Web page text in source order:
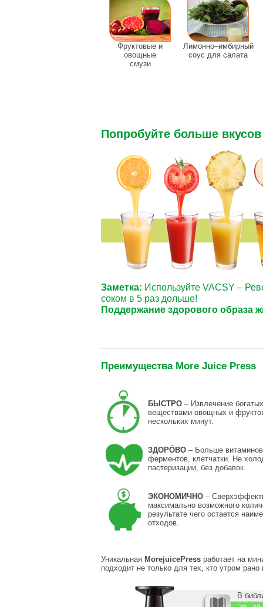
Фруктовые и
овощные
смузи
Лимонно–имбирный
соус для салата
Попробуйте больше
Заметка: Используйте VACSY –
соком в 5 раз дольше!
Поддержание здорового образа
Преимущества More Juice Press
БЫСТРО – Извлечение
веществами овощных и
нескольких минут.
ЗДОРÓВО – Больше
ферментов, клетчатки. Не
пастеризации, без добавок.
ЭКОНОМИЧНО –
максимально возможного
результате чего остается
отходов.
Уникальная MorejuicePress работает на
подходит не только для тех, кто утром
В